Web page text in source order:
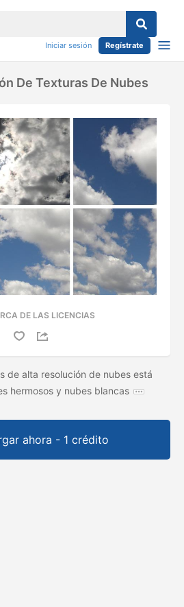
Iniciar sesión Regístrate
De Texturas De Nubes
DE LAS LICENCIAS
de alta resolución de nubes está
hermosos y nubes blancas
ahora - 1 crédito